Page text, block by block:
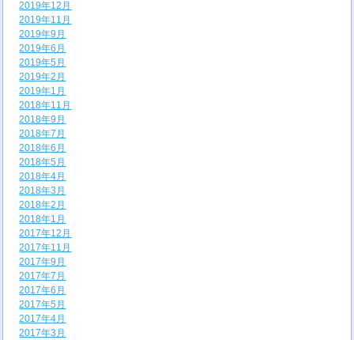
2019年12月
2019年11月
2019年9月
2019年6月
2019年5月
2019年2月
2019年1月
2018年11月
2018年9月
2018年7月
2018年6月
2018年5月
2018年4月
2018年3月
2018年2月
2018年1月
2017年12月
2017年11月
2017年9月
2017年7月
2017年6月
2017年5月
2017年4月
2017年3月